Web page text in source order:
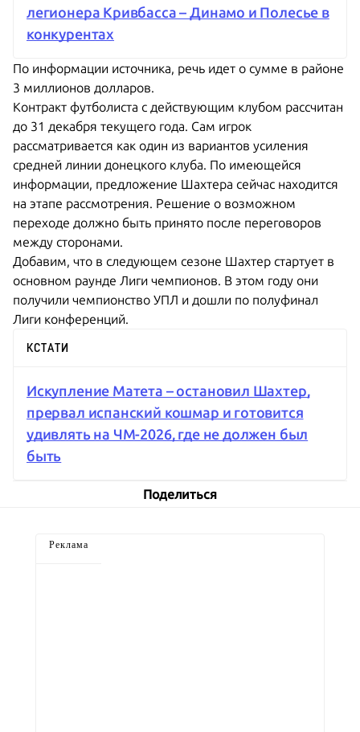
легионера Кривбасса – Динамо и Полесье в
конкурентах
По информации источника, речь идет о сумме в районе
3 миллионов долларов.
Контракт футболиста с действующим клубом рассчитан
до 31 декабря текущего года. Сам игрок
рассматривается как один из вариантов усиления
средней линии донецкого клуба. По имеющейся
информации, предложение Шахтера сейчас находится
на этапе рассмотрения. Решение о возможном
переходе должно быть принято после переговоров
между сторонами.
Добавим, что в следующем сезоне Шахтер стартует в
основном раунде Лиги чемпионов. В этом году они
получили чемпионство УПЛ и дошли по полуфинал
Лиги конференций.
КСТАТИ
Искупление Матета – остановил Шахтер,
прервал испанский кошмар и готовится
удивлять на ЧМ-2026, где не должен был
быть
Поделиться
Реклама